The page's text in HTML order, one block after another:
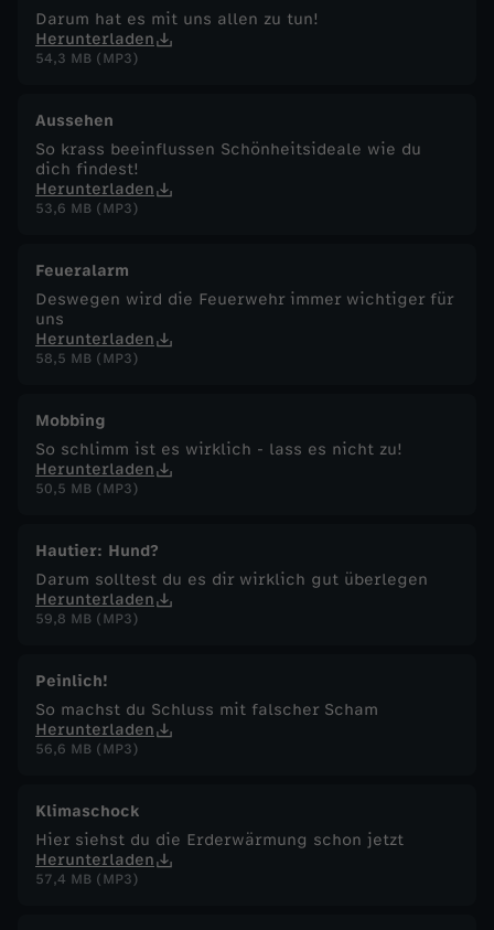
Darum hat es mit uns allen zu tun!
Herunterladen
54,3 MB (MP3)
Aussehen
So krass beeinflussen Schönheitsideale wie du
dich findest!
Herunterladen
53,6 MB (MP3)
Feueralarm
Deswegen wird die Feuerwehr immer wichtiger für
uns
Herunterladen
58,5 MB (MP3)
Mobbing
So schlimm ist es wirklich - lass es nicht zu!
Herunterladen
50,5 MB (MP3)
Hautier: Hund?
Darum solltest du es dir wirklich gut überlegen
Herunterladen
59,8 MB (MP3)
Peinlich!
So machst du Schluss mit falscher Scham
Herunterladen
56,6 MB (MP3)
Klimaschock
Hier siehst du die Erderwärmung schon jetzt
Herunterladen
57,4 MB (MP3)